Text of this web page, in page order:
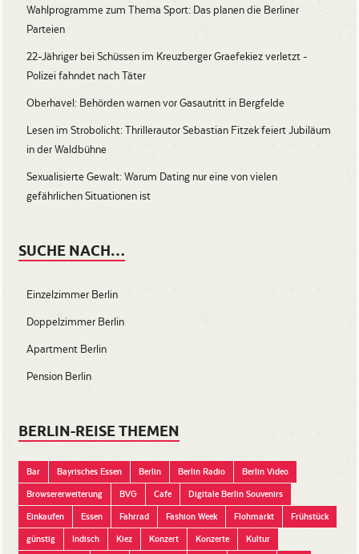
Wahlprogramme zum Thema Sport: Das planen die Berliner
Parteien
22-Jähriger bei Schüssen im Kreuzberger Graefekiez verletzt -
Polizei fahndet nach Täter
Oberhavel: Behörden warnen vor Gasautritt in Bergfelde
Lesen im Strobolicht: Thrillerautor Sebastian Fitzek feiert Jubiläum
in der Waldbühne
Sexualisierte Gewalt: Warum Dating nur eine von vielen
gefährlichen Situationen ist
SUCHE NACH…
Einzelzimmer Berlin
Doppelzimmer Berlin
Apartment Berlin
Pension Berlin
BERLIN-REISE THEMEN
Bar Bayrisches Essen Berlin Berlin Radio
Berlin Video
Browsererweiterung
BVG Cafe
Digitale Berlin Souvenirs
Einkaufen
Essen Fahrrad Fashion Week Flohmarkt
Frühstück
günstig
Indisch Kiez Konzert Konzerte
Kultur